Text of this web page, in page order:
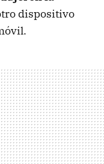
dispositivo